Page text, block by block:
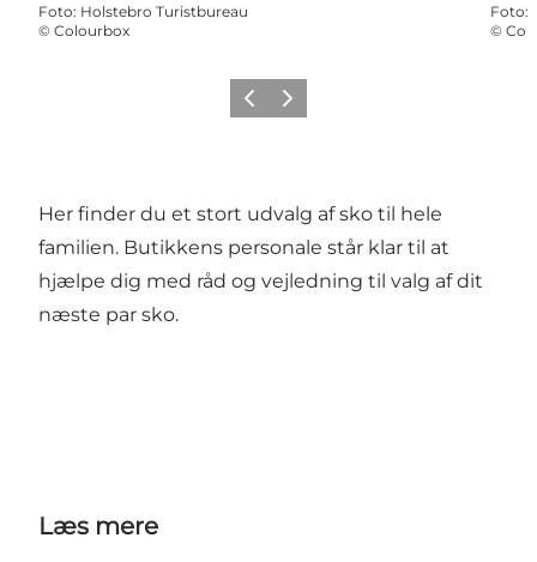
Foto: Holstebro Turistbureau
© Colourbox
Foto:
©
ForrigeNæste
Her finder du et stort udvalg af sko til hele
familien. Butikkens personale står klar til at
hjælpe dig med råd og vejledning til valg af dit
næste par sko.
Læs mere